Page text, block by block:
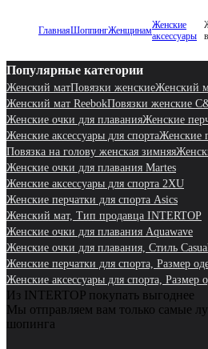
ГлавнаяШоппингЖенщинамЖенские
аксессуары
Популярные категории
Женский матПовязки женскиеЖенский
Женский мат ReebokПовязки женские
Женские очки для плаванияЖенские
Женские аксессуары для спортаЖенские
Повязка на голову женская зимняя
Женские очки для плавания Martes
Женские аксессуары для спорта 2XU
Женские перчатки для спорта Asics
Женский мат, Тип продавца INTERTOP
Женские очки для плавания Aquawave
Женские очки для плавания, Стиль Casual
Женские перчатки для спорта, Размер
Женские аксессуары для спорта,
Из INTERTOP покупать выгоднее
Мы отправляем вам только самые
шопинга